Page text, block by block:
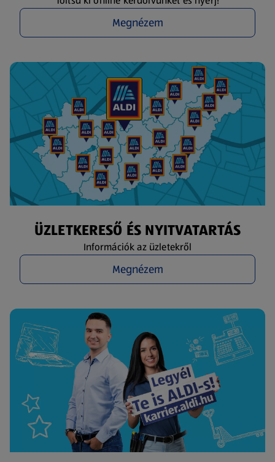
Megnézem
ÜZLETKERESŐ ÉS NYITVATARTÁS
Információk az üzletekről
Megnézem